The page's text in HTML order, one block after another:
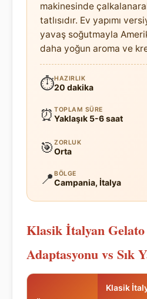
makinesinde
tatlısıdır. Ev yapımı
yavaş soğutmayla
daha yoğun aroma ve
⏱HAZIRLIK
20 dakika
⏰ TOPLAM SÜRE
Yaklaşık 5-6 saat
🎯 ZORLUK
Orta
📍 BÖLGE
Campania, İtalya
Klasik İtalyan
Adaptasyonu vs Sık
Klasik